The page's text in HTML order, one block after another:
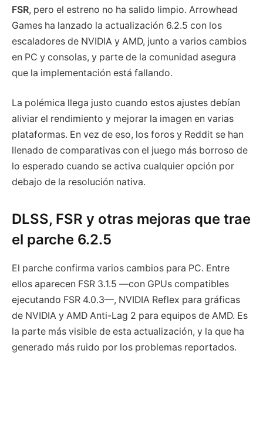
FSR, pero el estreno no ha salido limpio. Arrowhead
Games ha lanzado la actualización 6.2.5 con los
escaladores de NVIDIA y AMD, junto a varios cambios
en PC y consolas, y parte de la comunidad asegura
que la implementación está fallando.
La polémica llega justo cuando estos ajustes debían
aliviar el rendimiento y mejorar la imagen en varias
plataformas. En vez de eso, los foros y Reddit se han
llenado de comparativas con el juego más borroso de
lo esperado cuando se activa cualquier opción por
debajo de la resolución nativa.
DLSS, FSR y otras mejoras que trae
el parche 6.2.5
El parche confirma varios cambios para PC. Entre
ellos aparecen FSR 3.1.5 —con GPUs compatibles
ejecutando FSR 4.0.3—, NVIDIA Reflex para gráficas
de NVIDIA y AMD Anti-Lag 2 para equipos de AMD. Es
la parte más visible de esta actualización, y la que ha
generado más ruido por los problemas reportados.